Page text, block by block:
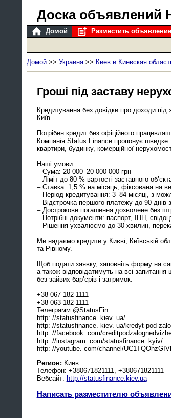
Доска объявлений
Домой Разместить объявление
Домой>> Украина>> Киев и Киевская
Гроші під заставу
Кредитування без довідки про доходи
Київ.
Потрібен кредит без офіційного
Компанія Status Finance пропонує швидке
квартири, будинку, комерційної
Наші умови:
– Сума: 20 000–20 000 000 грн
– Ліміт до 80 % вартості заставного
– Ставка: 1,5 % на місяць, фіксована на
– Період кредитування: 3–84 місяці, з
– Відстрочка першого платежу до 90 днів
– Дострокове погашення дозволене без
– Потрібні документи: паспорт, ІПН,
– Рішення ухвалюємо до 30 хвилин,
Ми надаємо кредити у Києві, Київській
та Рівному.
Щоб подати заявку, заповніть форму на
а також відповідатимуть на всі
без зайвих бар’єрів і затримок.
+38 067 182-1111
+38 063 182-1111
Телеграмм @StatusFin
http: //statusfinance. kiev. ua/
http: //statusfinance. kiev. ua/kredyt-pod-
http: //facebook. com/
http: //instagram. com/statusfinance. kyiv/
http: //youtube. com/channel/
Регион: Киев
Телефон: ‎+380671821111, ‎+380671821111
Вебсайт: http://statusfinance.kiev.ua
Написать разместителю